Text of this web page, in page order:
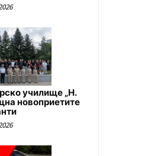
училище „Н.
новоприетите